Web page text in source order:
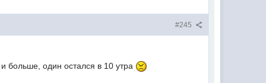
#245
больше, один остался в 10 утра